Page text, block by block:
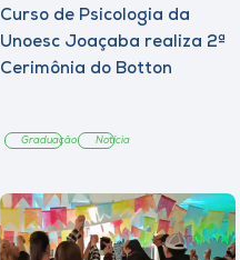
Curso de Psicologia da
Unoesc Joaçaba realiza 2ª
Cerimônia do Botton
Graduação Notícia